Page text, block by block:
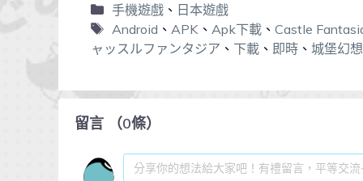
手機遊戲、 日本遊戲
Android 、 APK 、 Apk下載、 Castle
ャッスルファンタジア 、 下載 、 即時 、 城堡幻
留言 （0條）